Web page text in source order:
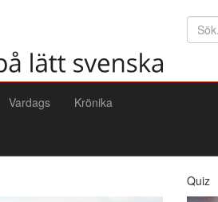
Vardags Krönika
Quiz